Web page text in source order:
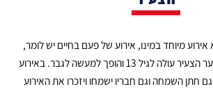
אירוע מיוחד במינו, אירוע של פעם בחיים יש לומר,
אותו חוגגים כאשר הנער הצעיר עולה לגיל 13 והופך למעשה לגבר. באירוע
חתן השמחה וגם חבריו ישמחו ויזכרו את האירוע